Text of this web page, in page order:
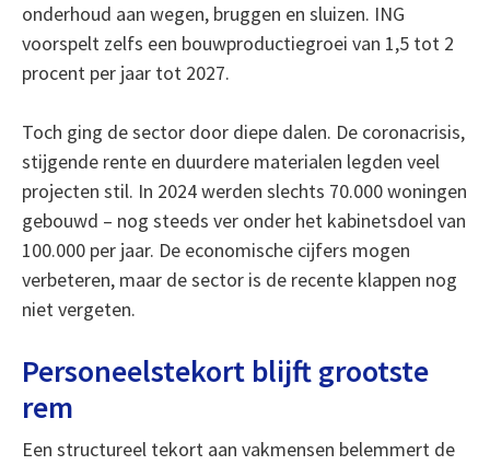
onderhoud aan wegen, bruggen en sluizen. ING
voorspelt zelfs een bouwproductiegroei van 1,5 tot 2
procent per jaar tot 2027.
Toch ging de sector door diepe dalen. De coronacrisis,
stijgende rente en duurdere materialen legden veel
projecten stil. In 2024 werden slechts 70.000 woningen
gebouwd – nog steeds ver onder het kabinetsdoel van
100.000 per jaar. De economische cijfers mogen
verbeteren, maar de sector is de recente klappen nog
niet vergeten.
Personeelstekort blijft grootste
rem
Een structureel tekort aan vakmensen belemmert de